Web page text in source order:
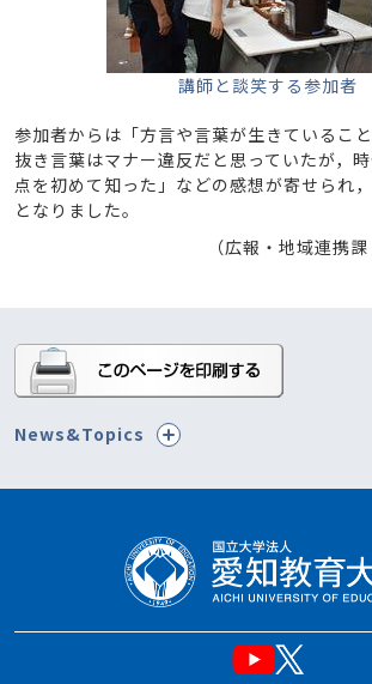
講師と談笑する参加者
参加者からは「方言や言葉が生きているこ
抜き言葉はマナー違反だと思っていたが，
点を初めて知った」などの感想が寄せられ
となりました。
（広報・地域連携
News&Topics